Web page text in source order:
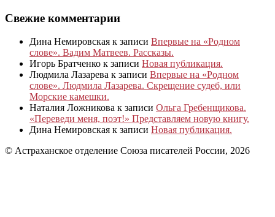
Свежие комментарии
Дина Немировская к записи Впервые на «Родном
слове». Вадим Матвеев. Рассказы.
Игорь Братченко к записи Новая публикация.
Людмила Лазарева к записи Впервые на «Родном
слове». Людмила Лазарева. Скрещение судеб, или
Морские камешки.
Наталия Ложникова к записи Ольга Гребенщикова.
«Переведи меня, поэт!» Представляем новую книгу.
Дина Немировская к записи Новая публикация.
© Астраханское отделение Союза писателей России, 2026